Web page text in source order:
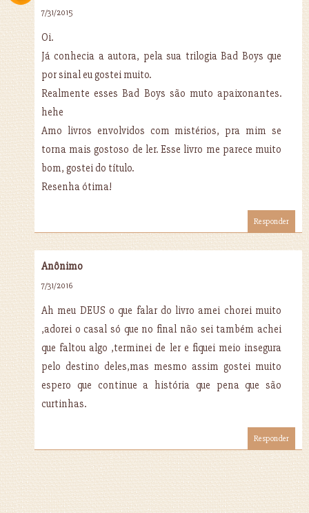
7/31/2015
Oi.
Já conhecia a autora, pela sua trilogia Bad Boys que
por sinal eu gostei muito.
Realmente esses Bad Boys são muto apaixonantes.
hehe
Amo livros envolvidos com mistérios, pra mim se
torna mais gostoso de ler. Esse livro me parece muito
bom, gostei do título.
Resenha ótima!
Responder
Anônimo
7/31/2016
Ah meu DEUS o que falar do livro amei chorei muito
,adorei o casal só que no final não sei também achei
que faltou algo ,terminei de ler e fiquei meio insegura
pelo destino deles,mas mesmo assim gostei muito
espero que continue a história que pena que são
curtinhas.
Responder